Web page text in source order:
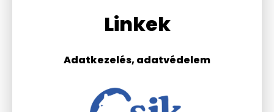
Linkek
Adatkezelés, adatvédelem